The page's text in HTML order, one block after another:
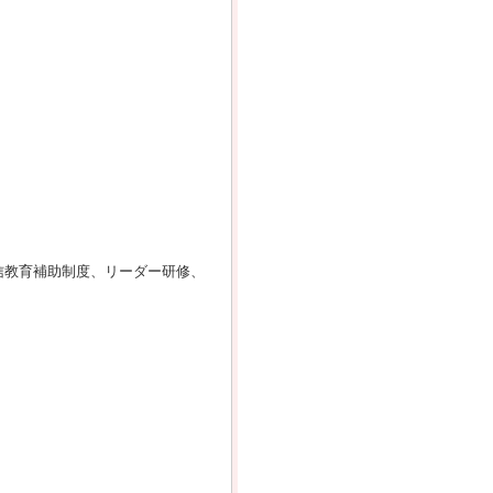
育補助制度、リーダー研修、